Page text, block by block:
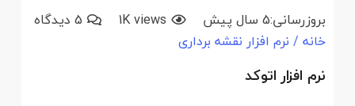
بروزرسانی:5 سال پیش 1Kviews
5 دیدگاه
خانه / نرم افزار نقشه برداری
نرم افزار اتوکد